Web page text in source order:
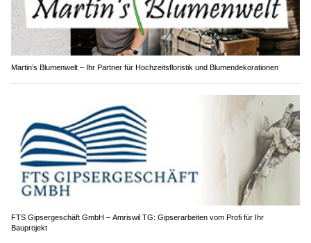
Martin’s Blumenwelt – Ihr Partner für Hochzeitsfloristik und Blumendekorationen
FTS Gipsergeschäft GmbH – Amriswil TG: Gipserarbeiten vom Profi für Ihr
Bauprojekt